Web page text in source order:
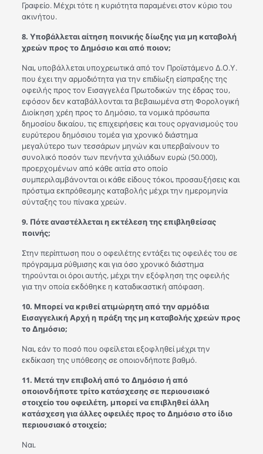
Γραφείο. Μέχρι τότε η κυριότητα παραμένει στον κύριο του
ακινήτου.
8. Υποβάλλεται αίτηση ποινικής δίωξης για μη καταβολή
χρεών προς το Δημόσιο και από ποιον;
Ναι, υποβάλλεται υποχρεωτικά από τον Προϊστάμενο Δ.Ο.Υ.
που έχει την αρμοδιότητα για την επιδίωξη είσπραξης της
οφειλής προς τον Εισαγγελέα Πρωτοδικών της έδρας του,
εφόσον δεν καταβάλλονται τα βεβαιωμένα στη Φορολογική
Διοίκηση χρέη προς το Δημόσιο, τα νομικά πρόσωπα
δημοσίου δικαίου, τις επιχειρήσεις και τους οργανισμούς του
ευρύτερου δημόσιου τομέα για χρονικό διάστημα
μεγαλύτερο των τεσσάρων μηνών και υπερβαίνουν το
συνολικό ποσόν των πενήντα χιλιάδων ευρώ (50.000),
προερχομένων από κάθε αιτία στο οποίο
συμπεριλαμβάνονται οι κάθε είδους τόκοι, προσαυξήσεις και
πρόστιμα εκπρόθεσμης καταβολής μέχρι την ημερομηνία
σύνταξης του πίνακα χρεών.
9. Πότε αναστέλλεται η εκτέλεση της επιβληθείσας
ποινής;
Στην περίπτωση που ο οφειλέτης εντάξει τις οφειλές του σε
πρόγραμμα ρύθμισης και για όσο χρονικό διάστημα
τηρούνται οι όροι αυτής, μέχρι την εξόφληση της οφειλής
για την οποία εκδόθηκε η καταδικαστική απόφαση.
10. Μπορεί να κριθεί ατιμώρητη από την αρμόδια
Εισαγγελική Αρχή η πράξη της μη καταβολής χρεών προς
το Δημόσιο;
Ναι, εάν το ποσό που οφείλεται εξοφληθεί μέχρι την
εκδίκαση της υπόθεσης σε οποιονδήποτε βαθμό.
11. Μετά την επιβολή από το Δημόσιο ή από
οποιονδήποτε τρίτο κατάσχεσης σε περιουσιακό
στοιχείο του οφειλέτη, μπορεί να επιβληθεί άλλη
κατάσχεση για άλλες οφειλές προς το Δημόσιο στο ίδιο
περιουσιακό στοιχείο;
Ναι.